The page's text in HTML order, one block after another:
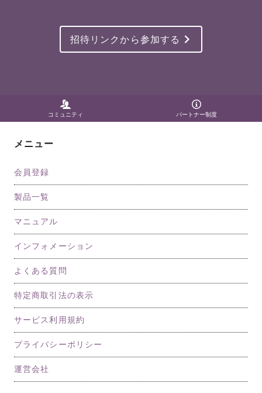
招待リンクから参加する
コミュニティ パートナー制度
メニュー
会員登録
製品一覧
マニュアル
インフォメーション
よくある質問
特定商取引法の表示
サービス利用規約
プライバシーポリシー
運営会社